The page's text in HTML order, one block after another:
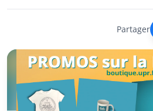
Partager